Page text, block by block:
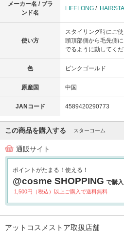
メーカー名 / ブラ
ンド名
LIFELONG /
使い方
スタイリング時にご使
頭頂部側から毛先側
でるように動してくだ
色 ピンクゴールド
原産国 中国
JANコード 4589420290773
この商品を購入する スターコーム
通販サイト
ポイントがたまる！使える！
@cosme SHOPPING で購入
1,500円（税込）以上ご購入で送料無料
アットコスメストア取扱店舗